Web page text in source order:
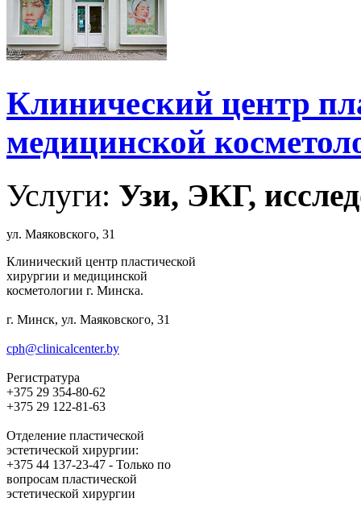
Клинический центр
медицинской
Услуги: Узи, ЭКГ,
ул. Маяковского, 31
Клинический центр пластической
хирургии и медицинской
косметологии г. Минска.
г. Минск, ул. Маяковского, 31
cph@clinicalcenter.by
Регистратура
+375 29 354-80-62
+375 29 122-81-63
Отделение пластической
эстетической хирургии:
+375 44 137-23-47 - Только по
вопросам пластической
эстетической хирургии